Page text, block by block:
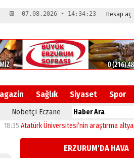
Hesap aç
📆 07.08.2026 • 14:34:24
Sağlık Siyaset Spor
Nöbetçi Eczane
Atatürk Üniversitesi’nin araştırma altyapısına
ERZURUM'DA HAVA